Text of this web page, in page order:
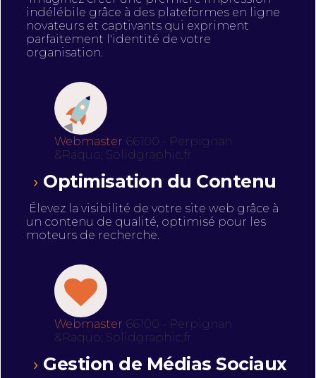
indélébile grâce à des plateformes en ligne
novateurs et captivants qui expriment
parfaitement l'identité de votre
organisation.
Webmaster 66100 - Perpignan
&Raquo; Solidgraphic.fr
Optimisation du Contenu
Élevez la visibilité de votre site web grâce à
un contenu de qualité, optimisé pour les
moteurs de recherche.
Webmaster 66100 - Perpignan
&Raquo; Solidgraphic.fr
Gestion de Médias Sociaux